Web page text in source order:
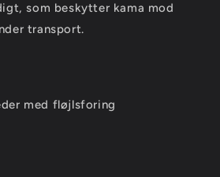
som beskytter kama mod
transport.
med fløjlsforing